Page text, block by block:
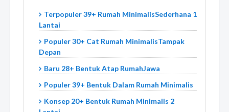
Terpopuler 39+ Rumah MinimalisSederhana 1
Lantai
Populer 30+ Cat Rumah MinimalisTampak
Depan
Baru 28+ Bentuk Atap RumahJawa
Populer 39+ Bentuk Dalam Rumah Minimalis
Konsep 20+ Bentuk Rumah Minimalis 2